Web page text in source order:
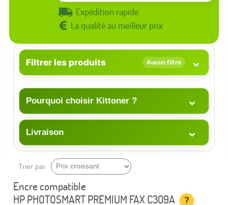
Expédition rapide
La qualité au meilleur prix
Filtrer les produits Aucun filtre ⌄
Pourquoi choisir Kittoner ? ⌄
Livraison ⌄
Trier par
Encre compatible
HP PHOTOSMART PREMIUM FAX C309A
?